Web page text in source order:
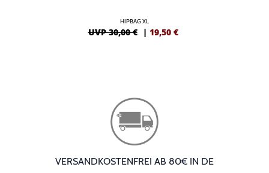
HIPBAG XL
UVP 30,00 € | 19,50 €
VERSANDKOSTENFREI AB 80€ IN DE